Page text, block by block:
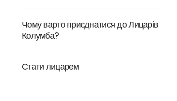
Чому варто приєднатися до Лицарів
Колумба?
Стати лицарем